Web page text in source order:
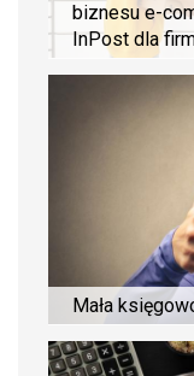
biznesu e-
InPost dla
Mała